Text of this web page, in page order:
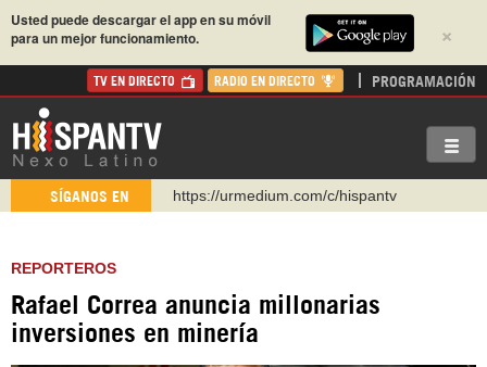
×
Usted puede descargar el app en su móvil
para un mejor funcionamiento.
TV EN DIRECTO RADIO EN DIRECTO PROGRAMACIÓN
SÍGANOS EN
https://urmedium.com/c/hispantv
https://www.facebook.com/Nexolatino.Canal
https://www.youtube.com/@nexo_latino
REPORTEROS
Rafael Correa anuncia millonarias
inversiones en minería